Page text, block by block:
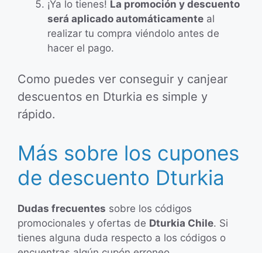
¡Ya lo tienes! La promoción y descuento
será aplicado automáticamente al
realizar tu compra viéndolo antes de
hacer el pago.
Como puedes ver conseguir y canjear
descuentos en Dturkia es simple y
rápido.
Más sobre los cupones
de descuento Dturkia
Dudas frecuentes sobre los códigos
promocionales y ofertas de Dturkia Chile. Si
tienes alguna duda respecto a los códigos o